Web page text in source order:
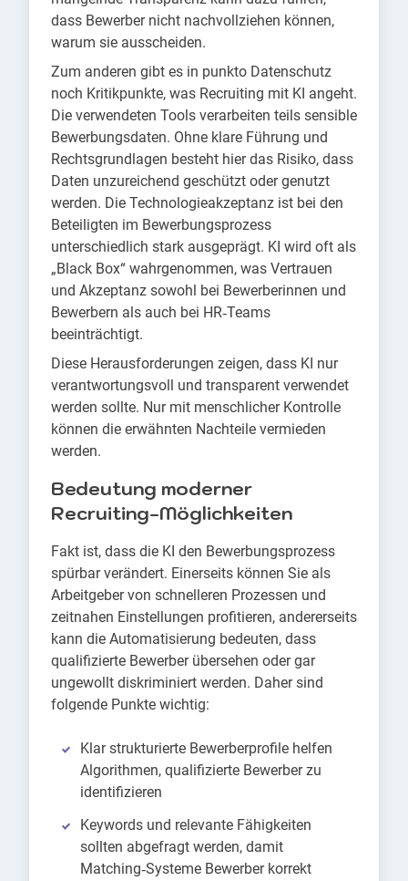
dass Bewerber nicht nachvollziehen können,
warum sie ausscheiden.
Zum anderen gibt es in punkto Datenschutz
noch Kritikpunkte, was Recruiting mit KI angeht.
Die verwendeten Tools verarbeiten teils sensible
Bewerbungsdaten. Ohne klare Führung und
Rechtsgrundlagen besteht hier das Risiko, dass
Daten unzureichend geschützt oder genutzt
werden. Die Technologieakzeptanz ist bei den
Beteiligten im Bewerbungsprozess
unterschiedlich stark ausgeprägt. KI wird oft als
„Black Box“ wahrgenommen, was Vertrauen
und Akzeptanz sowohl bei Bewerberinnen und
Bewerbern als auch bei HR‑Teams
beeinträchtigt.
Diese Herausforderungen zeigen, dass KI nur
verantwortungsvoll und transparent verwendet
werden sollte. Nur mit menschlicher Kontrolle
können die erwähnten Nachteile vermieden
werden.
Bedeutung moderner
Recruiting-Möglichkeiten
Fakt ist, dass die KI den Bewerbungsprozess
spürbar verändert. Einerseits können Sie als
Arbeitgeber von schnelleren Prozessen und
zeitnahen Einstellungen profitieren, andererseits
kann die Automatisierung bedeuten, dass
qualifizierte Bewerber übersehen oder gar
ungewollt diskriminiert werden. Daher sind
folgende Punkte wichtig:
Klar strukturierte Bewerberprofile helfen
Algorithmen, qualifizierte Bewerber zu
identifizieren
Keywords und relevante Fähigkeiten
sollten abgefragt werden, damit
Matching‑Systeme Bewerber korrekt